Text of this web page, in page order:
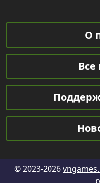
О
Все
© 2023-2026